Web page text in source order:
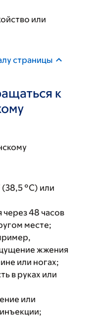
или
страницы
к
°C) или
48 часов
месте;
жжения
или ногах;
в руках или
или